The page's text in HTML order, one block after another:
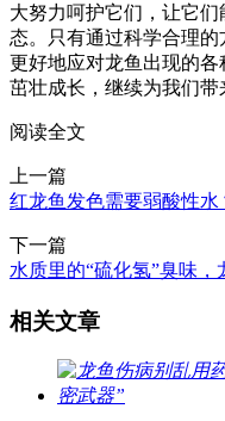
大努力呵护它们，让它
态。只有通过科学合理
更好地应对龙鱼出现的
茁壮成长，继续为我们带
阅读全文
上一篇
红龙鱼发色需要弱酸性水
下一篇
水质里的“硫化氢”臭味，
相关文章